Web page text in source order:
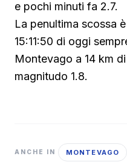
e pochi minuti fa 2.7.
La penultima scossa
15:11:50 di oggi
Montevago a 14 km
magnitudo 1.8.
ANCHE IN MONTEVAGO